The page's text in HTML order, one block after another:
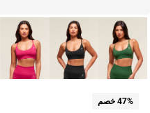
47% خصم